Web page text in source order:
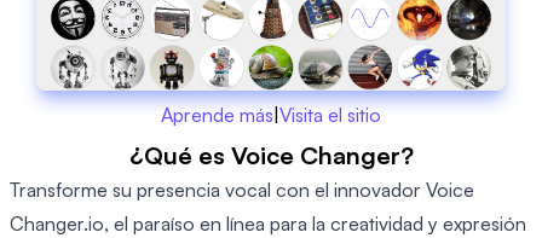
Aprende más Visita el sitio
¿Qué es Voice Changer?
Transforme su presencia vocal con el innovador Voice
Changer.io, el paraíso en línea para la creatividad y expresión